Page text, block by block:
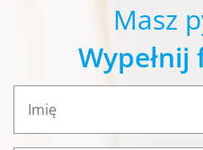
Masz